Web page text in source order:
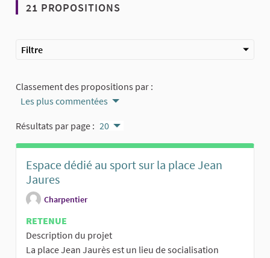
21 PROPOSITIONS
Filtre
Classement des propositions par :
Les plus commentées
Résultats par page : 20
Espace dédié au sport sur la place Jean
Jaures
Charpentier
RETENUE
Description du projet
La place Jean Jaurès est un lieu de socialisation